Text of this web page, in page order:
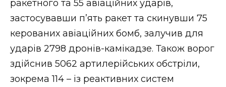
ВІДЕО
ракетного та 55 авіаційних ударів,
застосувавши п’ять ракет та скинувши 75
керованих авіаційних бомб, залучив для
ударів 2798 дронів-камікадзе. Також ворог
здійснив 5062 артилерійських обстріли,
зокрема 114 – із реактивних систем